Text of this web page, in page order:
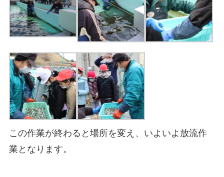
この作業が終わると場所を変え、いよいよ放流作
業となります。